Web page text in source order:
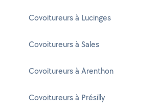
Covoitureurs à Lucinges
Covoitureurs à Sales
Covoitureurs à Arenthon
Covoitureurs à Présilly